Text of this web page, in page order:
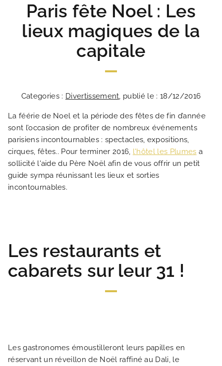
Paris fête Noel : Les
lieux magiques de la
capitale
Categories : Divertissement, publié le : 18/12/2016
La féérie de Noel et la période des fêtes de fin d’année
sont l’occasion de profiter de nombreux événements
parisiens incontournables : spectacles, expositions,
cirques, fêtes.. Pour terminer 2016, l'hôtel les Plumes a
sollicité l'aide du Père Noël afin de vous offrir un petit
guide sympa réunissant les lieux et sorties
incontournables.
Les restaurants et
cabarets sur leur 31 !
Les gastronomes émoustilleront leurs papilles en
réservant un réveillon de Noël raffiné au Dali, le